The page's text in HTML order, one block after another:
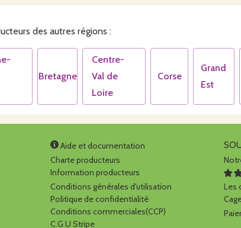
des autres régions :
Bretagne
Centre-
Val de
Loire
Corse
Grand
Est
Aide et documentation
Charte producteurs
Information producteurs
Conditions générales d'utilisation
Politique de confidentialité
Conditions commerciales(CCP)
C.G.U Stripe
Les